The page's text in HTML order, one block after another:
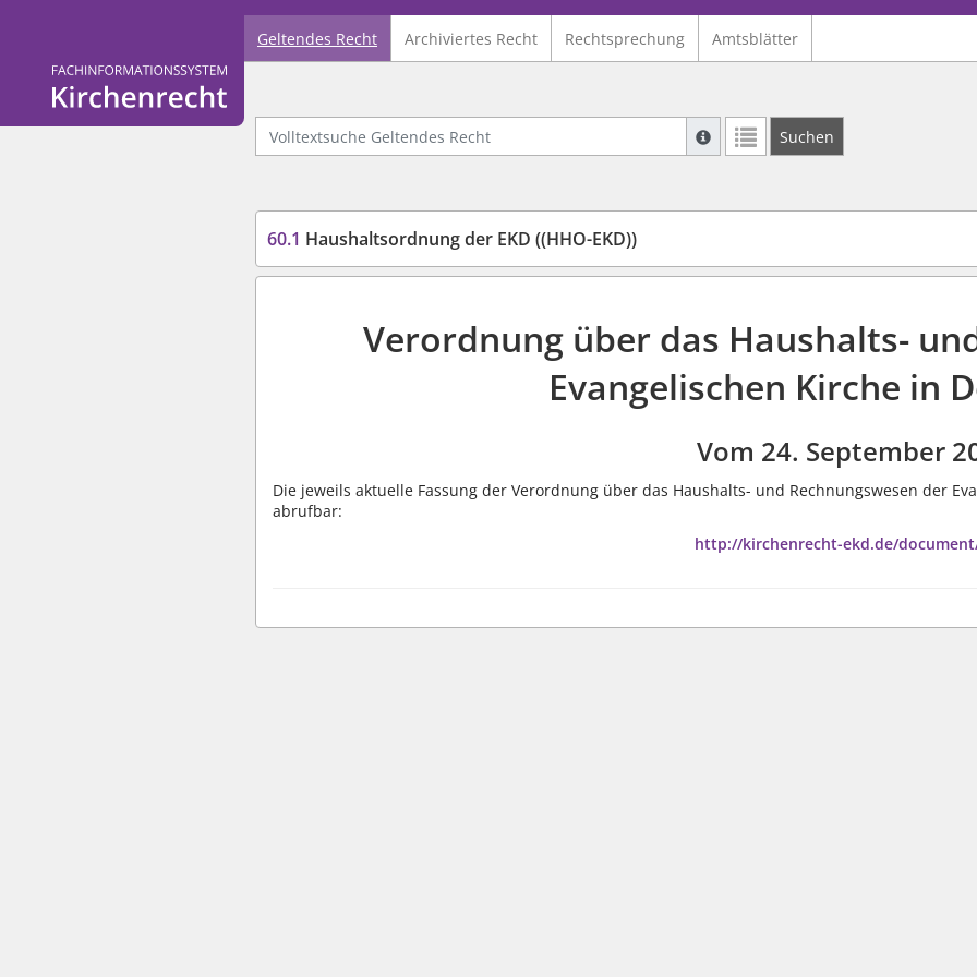
Logo Fachinformationssystem Kirchenrecht
Geltendes Recht Archiviertes Recht Rechtsprechung Amtsblätter
Volltextsuche Geltendes Recht
Suche mit Platzhalter "*", Bsp.
Suchen
60.1 Haushaltsordnung der EKD ((HHO-EKD))
Verordnung über das Haushalts-
Evangelischen Kirche in
Vom 24. September
Die jeweils aktuelle Fassung der Verordnung über das Haushalts- und Rechnungswesen der
abrufbar:
http://kirchenrecht-ekd.de/